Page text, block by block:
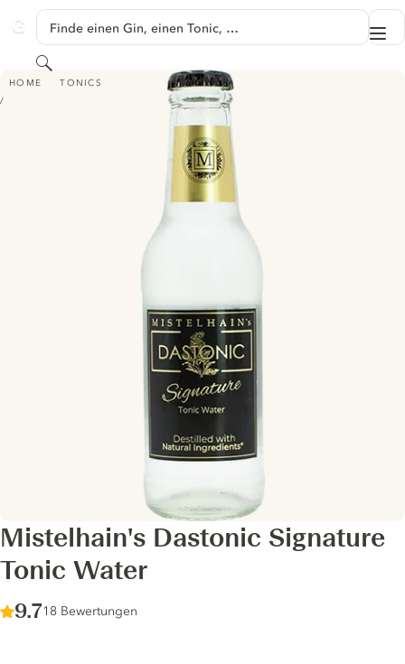
GINVENTORY
Finde einen Gin, einen Tonic, …
Suchen
HOME TONICS
MISTELHAIN'S DASTONIC SIGNATURE TONIC WATER
Mistelhain's Dastonic Signature
Tonic Water
Score :
9.7/ 10
18 Bewertungen